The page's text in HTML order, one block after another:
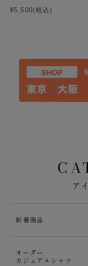
¥5,500(税込)
ア
新着商品
オーダー
カジュアルシャツ